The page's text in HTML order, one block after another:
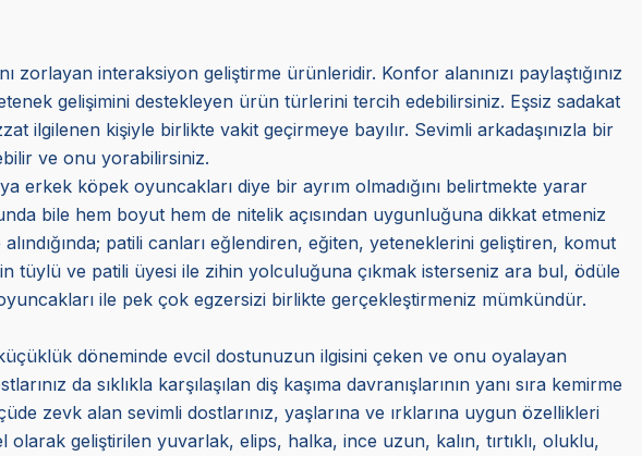
zorlayan interaksiyon geliştirme ürünleridir. Konfor alanınızı paylaştığınız
gelişimini destekleyen ürün türlerini tercih edebilirsiniz. Eşsiz sadakat
ilgilenen kişiyle birlikte vakit geçirmeye bayılır. Sevimli arkadaşınızla bir
ve onu yorabilirsiniz.
erkek köpek oyuncakları diye bir ayrım olmadığını belirtmekte yarar
bile hem boyut hem de nitelik açısından uygunluğuna dikkat etmeniz
patili canları eğlendiren, eğiten, yeteneklerini geliştiren, komut
tüylü ve patili üyesi ile zihin yolculuğuna çıkmak isterseniz ara bul, ödüle
ile pek çok egzersizi birlikte gerçekleştirmeniz mümkündür.
döneminde evcil dostunuzun ilgisini çeken ve onu oyalayan
da sıklıkla karşılaşılan diş kaşıma davranışlarının yanı sıra kemirme
zevk alan sevimli dostlarınız, yaşlarına ve ırklarına uygun özellikleri
geliştirilen yuvarlak, elips, halka, ince uzun, kalın, tırtıklı, oluklu,